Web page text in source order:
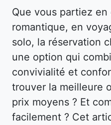
Que vous partiez en
romantique, en
solo, la réservation
une option qui
convivialité et
trouver la meilleure
prix moyens ? Et
facilement ? Cet